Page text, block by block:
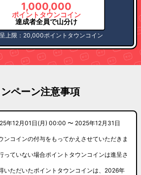
1,000,000
ポイントタウンコイン
達成者全員で山分け
上限：20,000ポイントタウンコイン
ペーン注意事項
年12月01日(月) 00:00 〜 2025年12月31日
ンコインの付与をもってかえさせていただきま
っていない場合ポイントタウンコインは進呈さ
いただいたポイントタウンコインは、2026年